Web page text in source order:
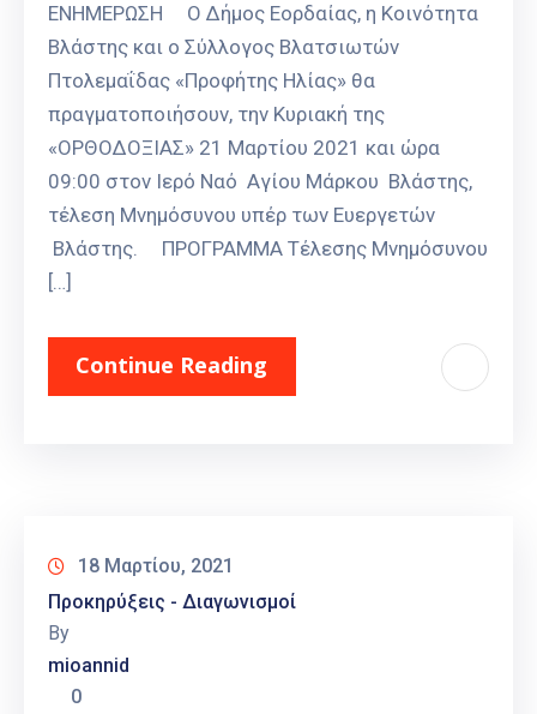
ΕΝΗΜΕΡΩΣΗ Ο Δήμος Εορδαίας, η Κοινότητα
Βλάστης και ο Σύλλογος Βλατσιωτών
Πτολεμαΐδας «Προφήτης Ηλίας» θα
πραγματοποιήσουν, την Κυριακή της
«ΟΡΘΟΔΟΞΙΑΣ» 21 Μαρτίου 2021 και ώρα
09:00 στον Ιερό Ναό Αγίου Μάρκου Βλάστης,
τέλεση Μνημόσυνου υπέρ των Ευεργετών
Βλάστης. ΠΡΟΓΡΑΜΜΑ Τέλεσης Μνημόσυνου
[…]
Continue Reading
18 Μαρτίου, 2021
Προκηρύξεις - Διαγωνισμοί
By
mioannid
0